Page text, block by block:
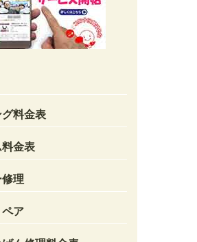
料金表
料金表
理
ア